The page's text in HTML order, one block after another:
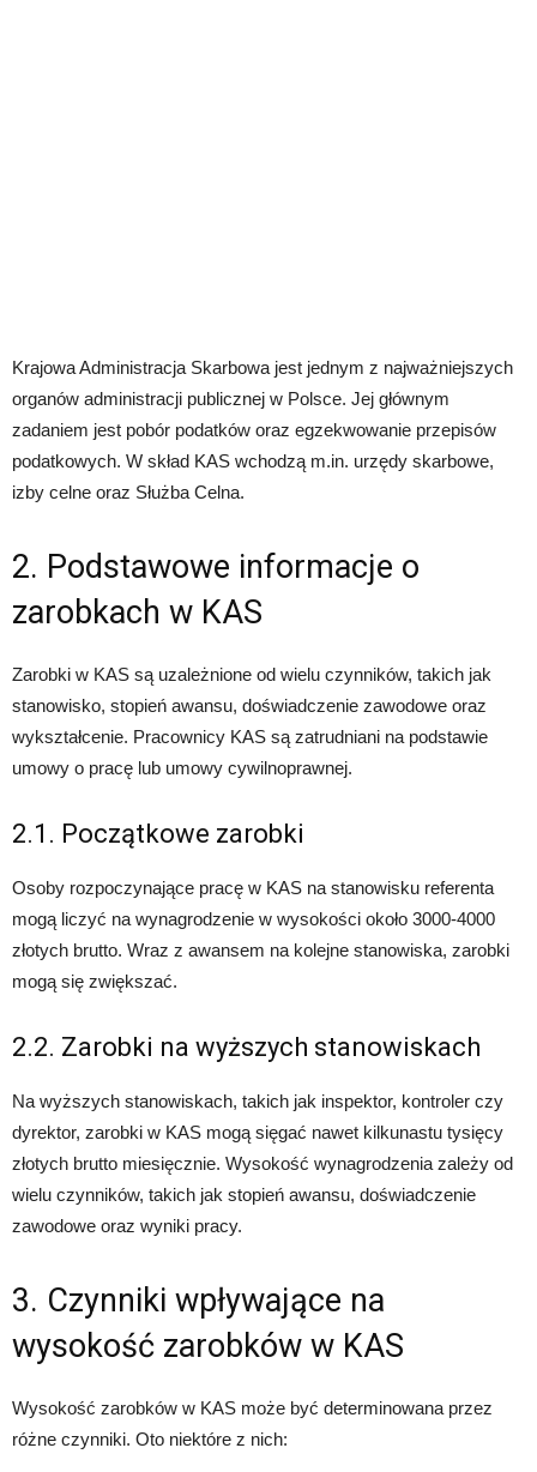
Krajowa Administracja Skarbowa jest jednym z najważniejszych
organów administracji publicznej w Polsce. Jej głównym
zadaniem jest pobór podatków oraz egzekwowanie przepisów
podatkowych. W skład KAS wchodzą m.in. urzędy skarbowe,
izby celne oraz Służba Celna.
2. Podstawowe informacje o
zarobkach w KAS
Zarobki w KAS są uzależnione od wielu czynników, takich jak
stanowisko, stopień awansu, doświadczenie zawodowe oraz
wykształcenie. Pracownicy KAS są zatrudniani na podstawie
umowy o pracę lub umowy cywilnoprawnej.
2.1. Początkowe zarobki
Osoby rozpoczynające pracę w KAS na stanowisku referenta
mogą liczyć na wynagrodzenie w wysokości około 3000-4000
złotych brutto. Wraz z awansem na kolejne stanowiska, zarobki
mogą się zwiększać.
2.2. Zarobki na wyższych stanowiskach
Na wyższych stanowiskach, takich jak inspektor, kontroler czy
dyrektor, zarobki w KAS mogą sięgać nawet kilkunastu tysięcy
złotych brutto miesięcznie. Wysokość wynagrodzenia zależy od
wielu czynników, takich jak stopień awansu, doświadczenie
zawodowe oraz wyniki pracy.
3. Czynniki wpływające na
wysokość zarobków w KAS
Wysokość zarobków w KAS może być determinowana przez
różne czynniki. Oto niektóre z nich: